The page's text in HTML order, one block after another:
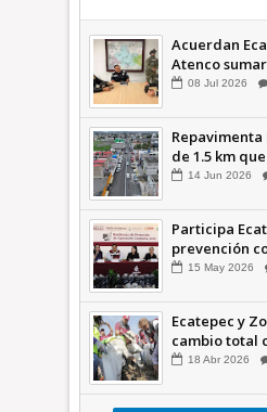
Acuerdan
Atenco
seguridad
08 Jul 2026
de 1.5 km
comunidades
14 Jun 2026
Participa
prevención
inundaciones
15 May 2026
Ecatepec y
cambio total
conjunto:
18 Abr 2026